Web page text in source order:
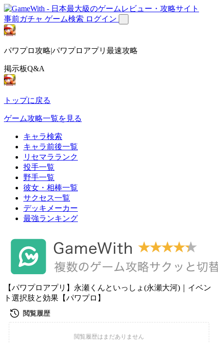
事前ガチャ ゲーム検索 ログイン
パワプロ攻略|パワプロアプリ最速攻略
掲示板Q&A
トップに戻る
ゲーム攻略一覧を見る
キャラ検索
キャラ前後一覧
リセマラランク
投手一覧
野手一覧
彼女・相棒一覧
サクセス一覧
デッキメーカー
最強ランキング
【パワプロアプリ】永瀬くんといっしょ(永瀬大河)｜イベン
ト選択肢と効果【パワプロ】